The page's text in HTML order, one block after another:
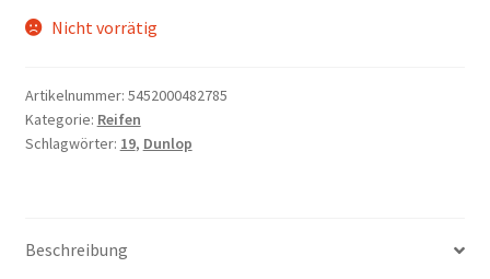
Nicht vorrätig
Artikelnummer: 5452000482785
Kategorie: Reifen
Schlagwörter: 19, Dunlop
Beschreibung